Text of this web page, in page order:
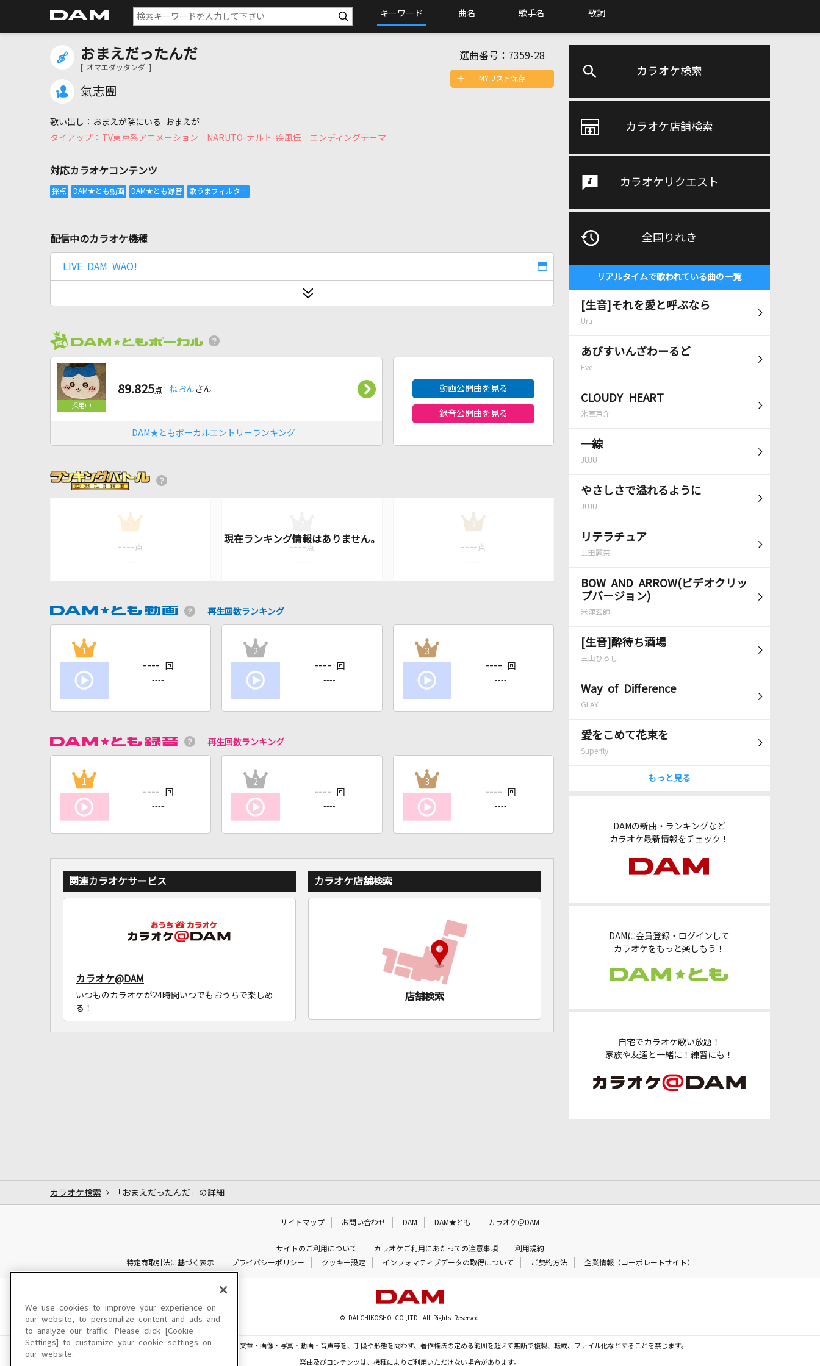
キーワード 曲名 歌手名 歌詞
カラオケ検索
カラオケ店舗検索
カラオケリクエスト
全国りれき
リアルタイムで歌われている曲の一覧
[生音]それを愛と呼ぶなら
Uru
あびすいんざわーるど
Eve
CLOUDY HEART
氷室京介
一線
JUJU
やさしさで溢れるように
JUJU
リテラチュア
上田麗奈
BOW AND ARROW(ビデオクリッ
プバージョン)
米津玄師
[生音]酔待ち酒場
三山ひろし
Way of Difference
GLAY
愛をこめて花束を
Superfly
もっと見る
DAMの新曲・ランキングなど
カラオケ最新情報をチェック！
DAMに会員登録・ログインして
カラオケをもっと楽しもう！
自宅でカラオケ歌い放題！
家族や友達と一緒に！練習にも！
おまえだったんだ
[ オマエダッタンダ ]
氣志團
選曲番号： 7359-28
おまえが隣にいる おまえが
TV東京系アニメーション「NARUTO-ナルト-疾風伝」エンディングテーマ
対応カラオケコンテンツ
MYリスト保存
配信中のカラオケ機種
LIVE DAM WAO!
89.825点 ねおん さん
DAM★ともボーカルエントリーランキング
動画公開曲を見る
録音公開曲を見る
1
---- 点
----
---- 点
----
3
---- 点
----
再生回数ランキング
1
---- 回
----
2
---- 回
----
3
---- 回
----
再生回数ランキング
1
---- 回
----
2
---- 回
----
3
---- 回
----
関連カラオケサービス
カラオケ@DAM
いつものカラオケが24時間いつでもおうちで楽しめ
る！
カラオケ店舗検索
店舗検索
カラオケ検索 「おまえだったんだ」の詳細
サイトマップ お問い合わせ DAM DAM★とも カラオケ＠DAM
サイトのご利用について カラオケご利用にあたっての注意事項
利用規約
特定商取引法に基づく表示
プライバシーポリシー クッキー設定 インフォマティブデータの取得について ご契約方法 企業情報（コーポレートサイト）
© DAIICHIKOSHO CO.,LTD. All Rights Reserved.
このサイトに掲載されている一切の文章・画像・写真・動画・音声等を、手段や形態を問わず、著作権法の定める範囲を超えて無断で複製、転載、ファイル化などすることを禁じます。
楽曲及びコンテンツは、機種によりご利用いただけない場合があります。
We use cookies to improve your experience on
our website, to personalize content and ads and
to analyze our traffic. Please click [Cookie
Settings] to customize your cookie settings on
our website.